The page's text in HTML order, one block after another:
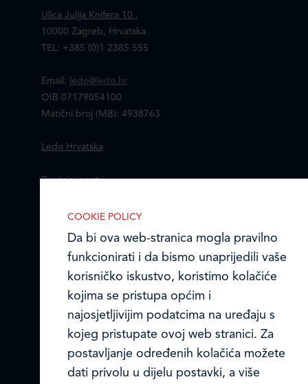
Ulica Julija Knifera 10 ,
10000 Zagreb, Hrvatska
TEL: +385 (0)1 2385 555
Email:
ledo@ledo.hr
OIB 07179054100
Matični broj (MB): 4938763
Ledo Hrvatska
Prodajni centri
Ledo u inozemstvu
Obavijest o Privatnosti i Kolačići
Privacy notice and Cookies
COOKIE POLICY
Da bi ova web-stranica mogla pravilno
funkcionirati i da bismo unaprijedili vaše
korisničko iskustvo, koristimo kolačiće
kojima se pristupa općim i
najosjetljivijim podatcima na uređaju s
kojeg pristupate ovoj web stranici. Za
postavljanje određenih kolačića možete
dati privolu u dijelu postavki, a više
IZABERITE KOLAČIĆE NA STRANICI
Omogućite ili onemogućite web-
stranici upotrebu funkcionalnih i/ili
reklamnih kolačića opisanih u nastavku: